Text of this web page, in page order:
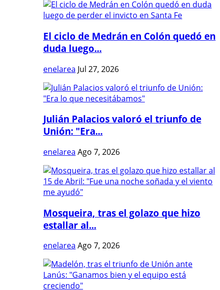
El ciclo de Medrán en Colón quedó en
duda luego...
enelarea Jul 27, 2026
Julián Palacios valoró el triunfo de
Unión: "Era...
enelarea Ago 7, 2026
Mosqueira, tras el golazo que hizo
estallar al...
enelarea Ago 7, 2026